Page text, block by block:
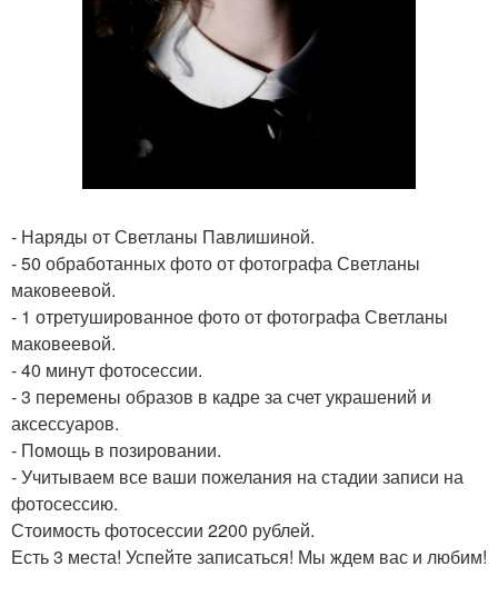
- Наряды от Светланы Павлишиной.
- 50 обработанных фото от фотографа Светланы
маковеевой.
- 1 отретушированное фото от фотографа Светланы
маковеевой.
- 40 минут фотосессии.
- 3 перемены образов в кадре за счет украшений и
аксессуаров.
- Помощь в позировании.
- Учитываем все ваши пожелания на стадии записи на
фотосессию.
Стоимость фотосессии 2200 рублей.
Есть 3 места! Успейте записаться! Мы ждем вас и любим!